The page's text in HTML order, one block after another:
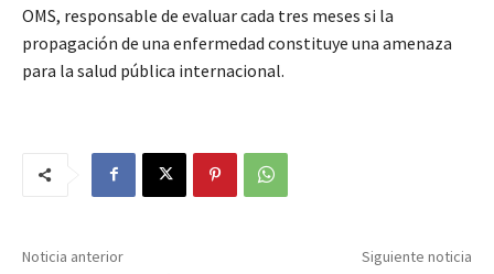
OMS, responsable de evaluar cada tres meses si la
propagación de una enfermedad constituye una amenaza
para la salud pública internacional.
Noticia anterior Siguiente noticia